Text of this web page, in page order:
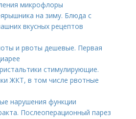
микрофлоры
на зиму. Блюда с
вкусных рецептов
и рвоты дешевые. Первая
стимулирующие.
ЖКТ, в том числе рвотные
нарушения функции
Послеоперационный парез